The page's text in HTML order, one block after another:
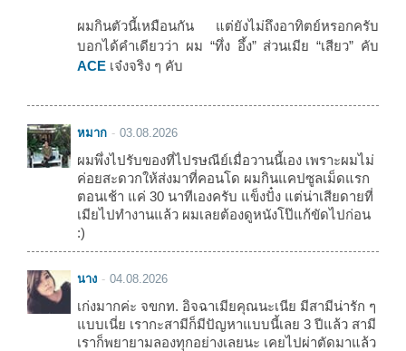
ผมกินตัวนี้เหมือนกัน แต่ยังไม่ถึงอาทิตย์หรอกครับ
บอกได้คำเดียวว่า ผม “ทึ่ง อึ้ง” ส่วนเมีย “เสียว” คับ
ACE เจ๋งจริง ๆ คับ
หมาก 03.08.2026
ผมพึ่งไปรับของที่ไปรษณีย์เมื่อวานนี้เอง เพราะผมไม่
ค่อยสะดวกให้ส่งมาที่คอนโด ผมกินแคปซูลเม็ดแรก
ตอนเช้า แค่ 30 นาทีเองครับ แข็งปั๋ง แต่น่าเสียดายที่
เมียไปทำงานแล้ว ผมเลยต้องดูหนังโป๊แก้ขัดไปก่อน
:)
นาง 04.08.2026
เก่งมากค่ะ จขกท. อิจฉาเมียคุณนะเนีย มีสามีน่ารัก ๆ
แบบเนี่ย เรากะสามีก็มีปัญหาแบบนี้เลย 3 ปีแล้ว สามี
เราก็พยายามลองทุกอย่างเลยนะ เคยไปผ่าตัดมาแล้ว